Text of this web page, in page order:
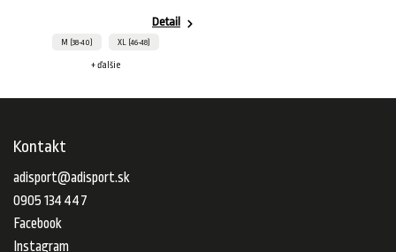
Detail
M (38-40) XL (46-48)
+ ďalšie
Kontakt
adisport@adisport.sk
0905 134 447
Facebook
Instagram